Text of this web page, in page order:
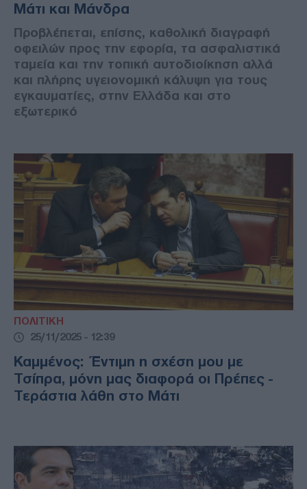
Μάτι και Μάνδρα
Προβλέπεται, επίσης, καθολική διαγραφή
οφειλών προς την εφορία, τα ασφαλιστικά
ταμεία και την τοπική αυτοδιοίκηση αλλά
και πλήρης υγειονομική κάλυψη για τους
εγκαυματίες, στην Ελλάδα και στο
εξωτερικό
ΠΟΛΙΤΙΚΗ
25/11/2025 - 12:39
Καμμένος: Έντιμη η σχέση μου με
Τσίπρα, μόνη μας διαφορά οι Πρέπες -
Τεράστια λάθη στο Μάτι